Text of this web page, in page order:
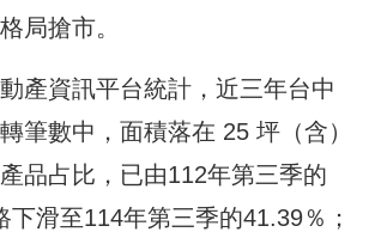
局搶市。
產資訊平台統計，近三年台中
筆數中，面積落在 25 坪（含）
品占比，已由112年第三季的
下滑至114年第三季的41.39％；